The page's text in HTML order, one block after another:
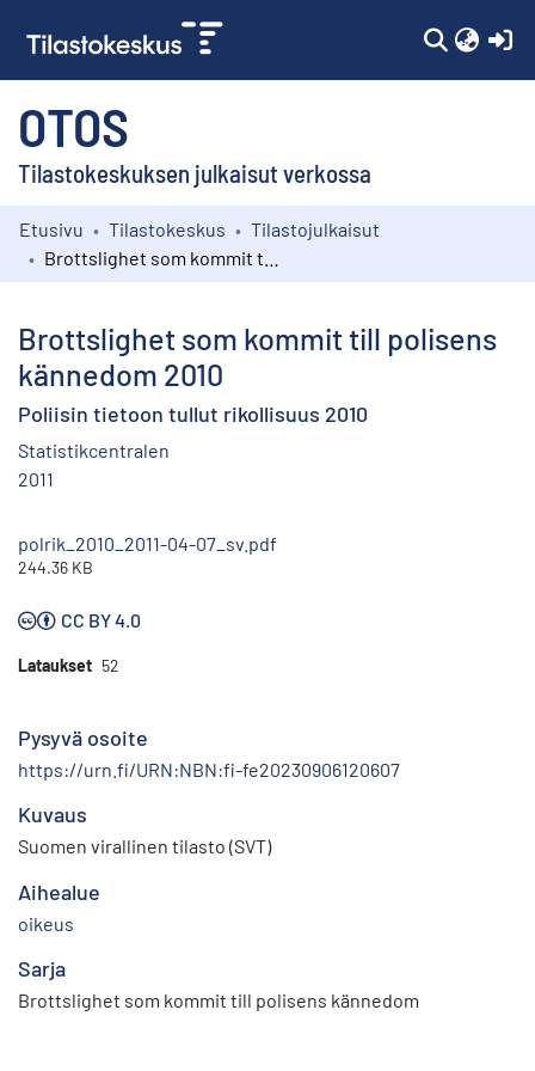
OTOS
Tilastokeskuksen julkaisut verkossa
Kokoelmat
Etusivu Tilastokeskus
Tilastojulkaisut
Brottslighet som kommit till polisens
kännedom 2010
Poliisin tietoon tullut rikollisuus 2010
Statistikcentralen
2011
polrik_2010_2011-04-07_sv.pdf
244.36 KB
CC BY 4.0
Lataukset 52
Pysyvä osoite
https://urn.fi/URN:NBN:fi-fe20230906120607
Kuvaus
Suomen virallinen tilasto (SVT)
Aihealue
oikeus
Sarja
Brottslighet som kommit till polisens kännedom